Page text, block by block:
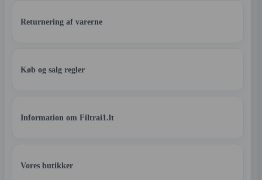
Returnering af varerne
Køb og salg regler
Information om Filtrai1.lt
Vores butikker